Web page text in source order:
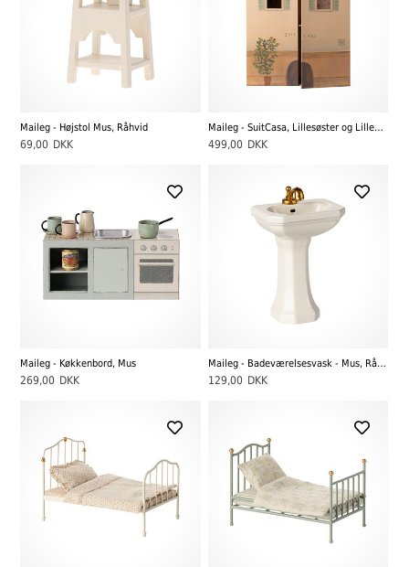
Maileg - Højstol Mus, Råhvid
69,00 DKK
Maileg - SuitCasa, Lillesøster og Lillebror Mus
499,00 DKK
Maileg - Køkkenbord, Mus
269,00 DKK
Maileg - Badeværelsesvask - Mus, Råhvid
129,00 DKK